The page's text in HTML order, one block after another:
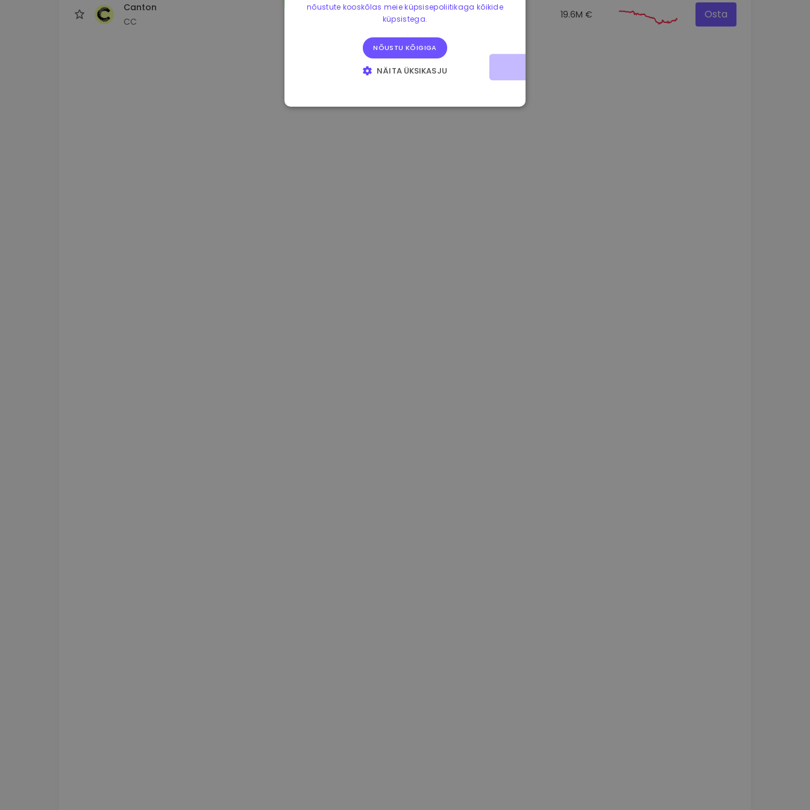
Canton
CC
+6.10% 19.6M € Osta
nõustute kooskõlas meie küpsisepoliitikaga kõikide
küpsistega.
NÕUSTU KÕIGIGA
NÄITA ÜKSIKASJU